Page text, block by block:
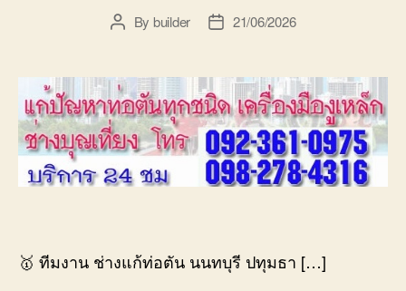
PostBy builder
Post21/06/2026
🥇 ทีมงาน ช่างแก้ท่อตัน นนทบุรี ปทุมธา […]